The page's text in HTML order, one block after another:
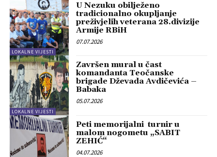
LOKALNE VIJESTI
U Nezuku obilježeno
tradicionalno okupljanje
preživjelih veterana 28.divizije
Armije RBiH
07.07.2026
LOKALNE VIJESTI
Završen mural u čast
komandanta Teočanske
brigade Dževada Avdičevića –
Babaka
05.07.2026
Peti memorijalni turnir u
malom nogometu „SABIT
ZEHIĆ“
04.07.2026